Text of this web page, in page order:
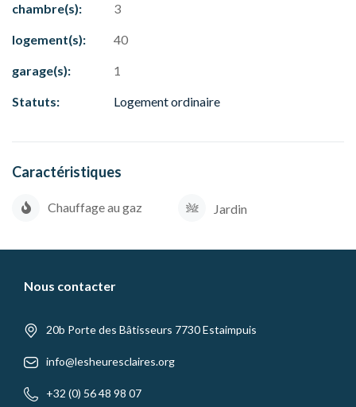
chambre(s): 3
logement(s): 40
garage(s): 1
Statuts: Logement ordinaire
Caractéristiques
Chauffage au gaz Jardin
Nous contacter
20b Porte des Bâtisseurs 7730 Estaimpuis
info@lesheuresclaires.org
+32 (0) 56 48 98 07